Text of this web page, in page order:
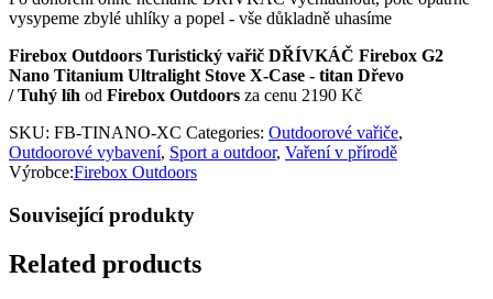
vysypeme zbylé uhlíky a popel - vše důkladně uhasíme
Firebox Outdoors Turistický vařič DŘÍVKÁČ Firebox G2
Nano Titanium Ultralight Stove X-Case - titan Dřevo
/ Tuhý líh od Firebox Outdoors za cenu 2190 Kč
SKU: FB-TINANO-XC Categories: Outdoorové vařiče,
Outdoorové vybavení, Sport a outdoor, Vaření v přírodě
Výrobce:Firebox Outdoors
Související produkty
Related products